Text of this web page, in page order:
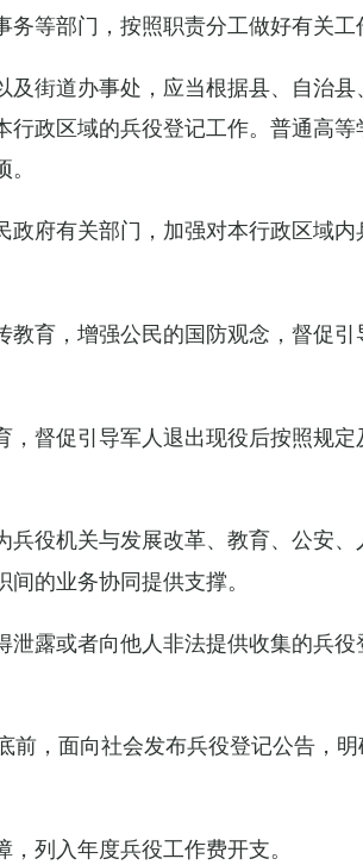
等部门，按照职责分工做好有关工
街道办事处，应当根据县、自治县
政区域的兵役登记工作。普通高
府有关部门，加强对本行政区域内
育，增强公民的国防观念，督促引
督促引导军人退出现役后按照规定
役机关与发展改革、教育、公安、
的业务协同提供支撑。
露或者向他人非法提供收集的兵役
，面向社会发布兵役登记公告，
列入年度兵役工作费开支。